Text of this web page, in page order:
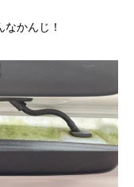
かんじ！